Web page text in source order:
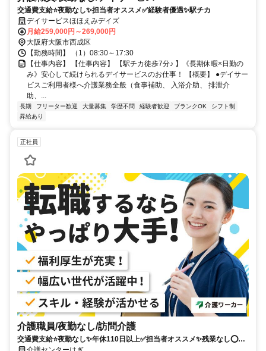
交通費支給⭐️夜勤なし✨担当者オススメ✅️経験者優遇✨駅チカ
デイサービスほほえみデイズ
月給259,000円～269,000円
大阪府大阪市西成区
【勤務時間】 （1）08:30～17:30
【仕事内容】 【仕事内容】 【駅チカ徒歩7分♪ 】《長期休暇×日勤の
み》安心して続けられるデイサービスのお仕事！ 【概要】 ●デイサー
ビスご利用者様へ介護業務全般（食事補助、 入浴介助、 排泄介
助、...
長期 フリーター歓迎 大量募集 学歴不問 経験者歓迎 ブランクOK
シフト制
昇給あり
正社員
介護職員/夜勤なし/訪問介護
交通費支給⭐️夜勤なし✨年休110日以上✅️担当者オススメ✨残業なし⭕️研